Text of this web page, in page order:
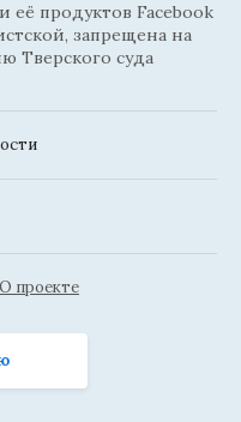
её продуктов Facebook
запрещена на
Тверского суда
О проекте